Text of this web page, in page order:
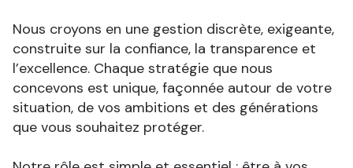
Nous croyons en une gestion discrète, exigeante,
construite sur la confiance, la transparence et
l’excellence. Chaque stratégie que nous
concevons est unique, façonnée autour de votre
situation, de vos ambitions et des générations
que vous souhaitez protéger.